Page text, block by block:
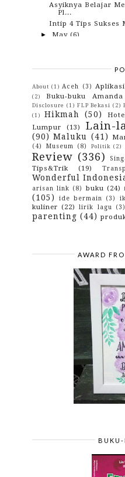
Asyiknya Belajar
Pl...
Intip 4 Tips Sukses
► May (6)
January(7)
►2019(82)
► 2018(153)
►2017(114)
► 2016(142)
►2015 (10)
►2014(4)
► 2013(3)
►2012(29)
► 2010 (42)
► 2009 (43)
About (1) Aceh (3) Aplikasi
(2)
Buku-buku Amanda
Disclosure (1) FLP Bekasi (2)
(1)
Hikmah (50)
Lumpur
(13) Lain-
(90) Maluku (41)
(4)
Museum (8) Politik (2)
Review (336)
Tips&Trik (19)
Wonderful
arisan link (8) buku (24)
(105)
ide bermain (3)
kuliner (22) lirik lagu (3)
parenting (44)
AWARD
BUKU-